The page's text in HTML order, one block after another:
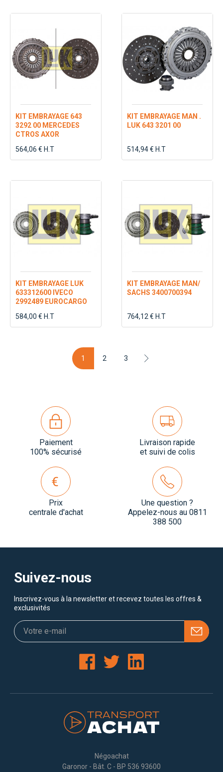
KIT EMBRAYAGE 643
3292 00 MERCEDES
CTROS AXOR
564,06 € H.T
KIT EMBRAYAGE MAN .
LUK 643 3201 00
514,94 € H.T
KIT EMBRAYAGE LUK
633312600 IVECO
2992489 EUROCARGO
584,00 € H.T
KIT EMBRAYAGE MAN/
SACHS 3400700394
764,12 € H.T
1 2 3
Paiement
100% sécurisé
Livraison rapide
et suivi de colis
Prix
centrale d'achat
Une question ?
Appelez-nous au 0811
388 500
Suivez-nous
Inscrivez-vous à la newsletter et recevez toutes les offres &
exclusivités
Négoachat
Garonor - Bât. C - BP 536 93600